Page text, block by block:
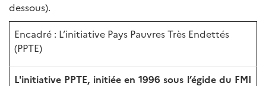
dessous).
Encadré : L’initiative Pays Pauvres Très Endettés
(PPTE)
L'initiative PPTE, initiée en 1996 sous l’égide du FMI